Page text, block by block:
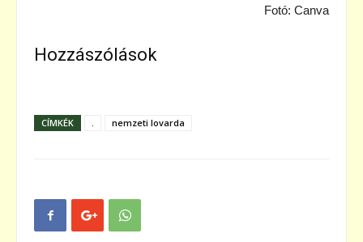
Fotó: Canva
Hozzászólások
CÍMKÉK . nemzeti lovarda